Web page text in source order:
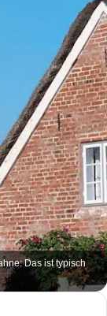
Das ist typisch